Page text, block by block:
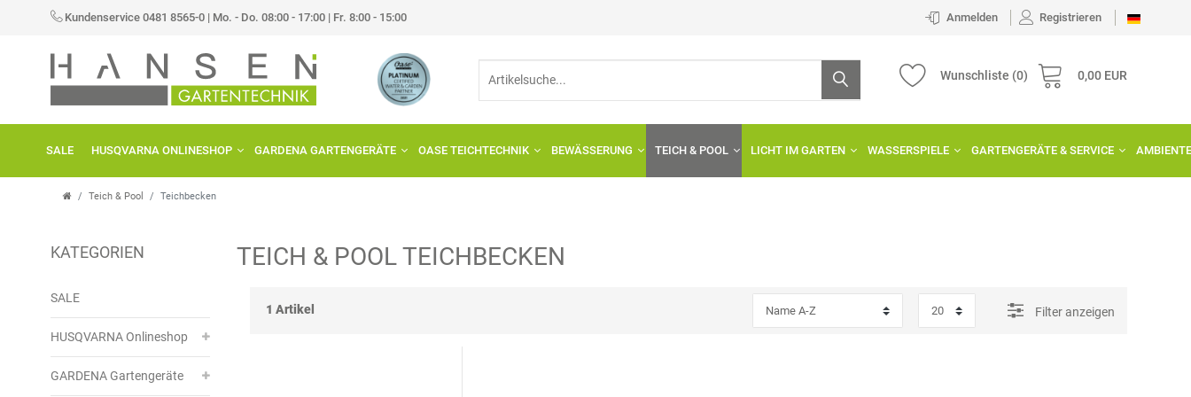
Kundenservice 0481 8565-0 | Mo. - Do. 08:00 - 17:00 | Fr. 8:00 - 15:00 Anmelden Registrieren
Wunschliste (0) 0,00 EUR
SALE HUSQVARNA ONLINESHOP GARDENA GARTENGERÄTE OASE TEICHTECHNIK BEWÄSSERUNG TEICH & POOL LICHT IM GARTEN WASSERSPIELE GARTENGERÄTE & SERVICE AMBIENTE
Teich & Pool Teichbecken
KATEGORIEN
SALE
HUSQVARNA Onlineshop
GARDENA Gartengeräte
TEICH & POOLTEICHBECKEN
1 Artikel Filter anzeigen
FILTER